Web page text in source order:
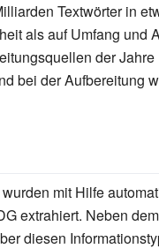
Textwörter in
als auf Umfang und
der
bei der Aufbereitung
mit Hilfe
extrahiert. Neben
diesen